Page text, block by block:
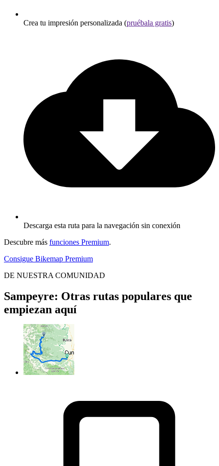
Crea tu impresión personalizada (pruébala gratis)
Descarga esta ruta para la navegación sin conexión
Descubre más funciones Premium.
Consigue Bikemap Premium
DE NUESTRA COMUNIDAD
Sampeyre: Otras rutas populares que
empiezan aquí